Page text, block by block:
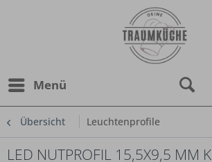
Menü
Übersicht Leuchtenprofile
LED NUTPROFIL 15,5X9,5 MM